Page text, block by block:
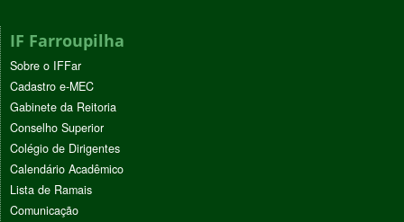
IF Farroupilha
Sobre o IFFar
Cadastro e-MEC
Gabinete da Reitoria
Conselho Superior
Colégio de Dirigentes
Calendário Acadêmico
Lista de Ramais
Comunicação